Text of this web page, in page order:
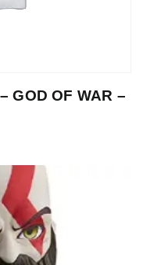
GOD OF WAR –